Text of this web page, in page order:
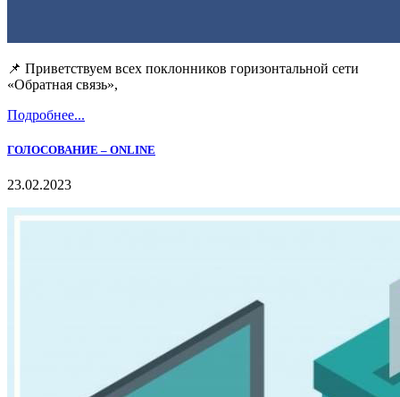
📌 Приветствуем всех поклонников горизонтальной сети
«Обратная связь»,
Подробнее...
ГОЛОСОВАНИЕ – ONLINE
23.02.2023